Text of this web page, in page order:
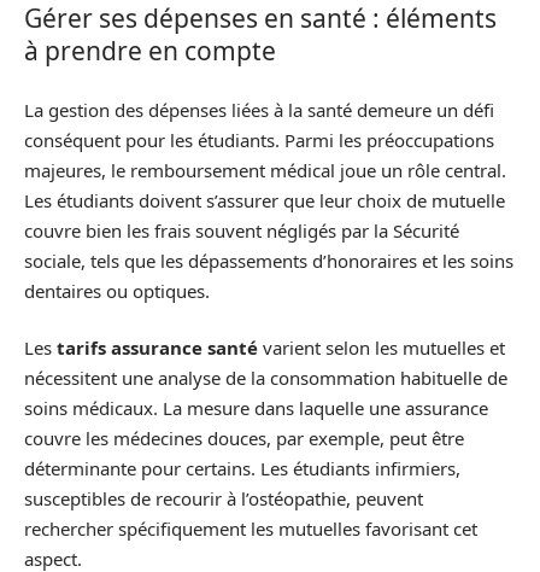
Gérer ses dépenses en santé : éléments
à prendre en compte
La gestion des dépenses liées à la santé demeure un défi
conséquent pour les étudiants. Parmi les préoccupations
majeures, le remboursement médical joue un rôle central.
Les étudiants doivent s’assurer que leur choix de mutuelle
couvre bien les frais souvent négligés par la Sécurité
sociale, tels que les dépassements d’honoraires et les soins
dentaires ou optiques.
Les tarifs assurance santé varient selon les mutuelles et
nécessitent une analyse de la consommation habituelle de
soins médicaux. La mesure dans laquelle une assurance
couvre les médecines douces, par exemple, peut être
déterminante pour certains. Les étudiants infirmiers,
susceptibles de recourir à l’ostéopathie, peuvent
rechercher spécifiquement les mutuelles favorisant cet
aspect.